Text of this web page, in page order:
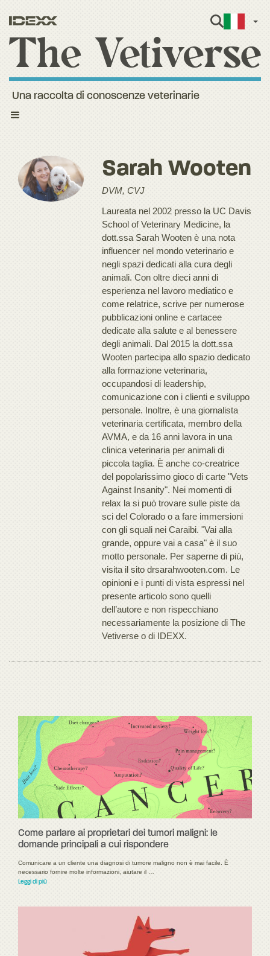
Toggle
Una raccolta di conoscenze veterinarie
Sarah Wooten
DVM, CVJ
Laureata nel 2002 presso la UC Davis
School of Veterinary Medicine, la
dott.ssa Sarah Wooten è una nota
influencer nel mondo veterinario e
negli spazi dedicati alla cura degli
animali. Con oltre dieci anni di
esperienza nel lavoro mediatico e
come relatrice, scrive per numerose
pubblicazioni online e cartacee
dedicate alla salute e al benessere
degli animali. Dal 2015 la dott.ssa
Wooten partecipa allo spazio dedicato
alla formazione veterinaria,
occupandosi di leadership,
comunicazione con i clienti e sviluppo
personale. Inoltre, è una giornalista
veterinaria certificata, membro della
AVMA, e da 16 anni lavora in una
clinica veterinaria per animali di
piccola taglia. È anche co-creatrice
del popolarissimo gioco di carte "Vets
Against Insanity". Nei momenti di
relax la si può trovare sulle piste da
sci del Colorado o a fare immersioni
con gli squali nei Caraibi. "Vai alla
grande, oppure vai a casa" è il suo
motto personale. Per saperne di più,
visita il sito drsarahwooten.com. Le
opinioni e i punti di vista espressi nel
presente articolo sono quelli
dell’autore e non rispecchiano
necessariamente la posizione di The
Vetiverse o di IDEXX.
Come parlare ai proprietari dei tumori maligni: le
domande principali a cui rispondere
Comunicare a un cliente una diagnosi di tumore maligno non è mai facile. È
necessario fornire molte informazioni, aiutare il …
Leggi di più